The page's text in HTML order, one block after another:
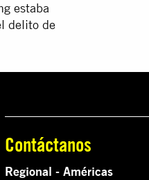
estaba
delito de
Contáctanos
Regional - Américas